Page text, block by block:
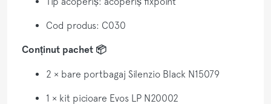
Cod produs: C030
Conținut pachet 📦
2 × bare portbagaj Silenzio Black N15079
1 × kit picioare Evos LP N20002